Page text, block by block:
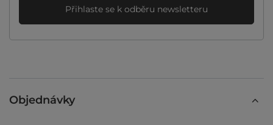
Přihlaste se k odběru newsletteru
Objednávky